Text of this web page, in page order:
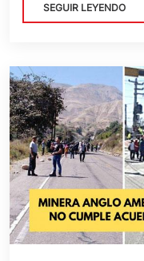
SEGUIR LEYENDO